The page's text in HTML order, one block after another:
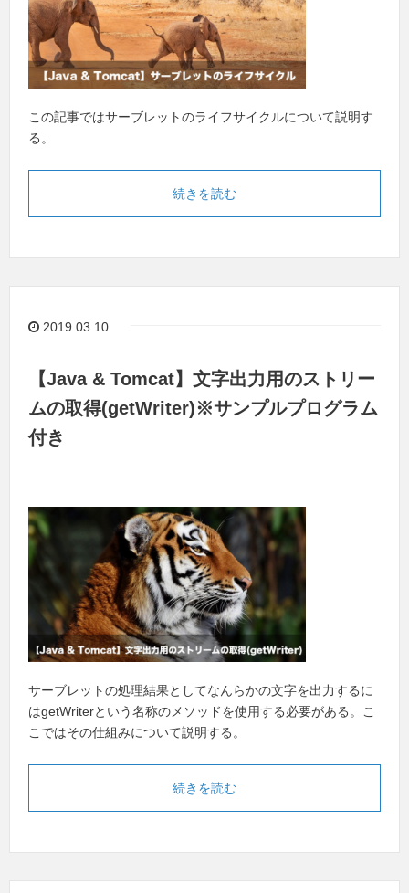
この記事ではサーブレットのライフサイクルについて説明す
る。
続きを読む
2019.03.10
【Java & Tomcat】文字出力用のストリー
ムの取得(getWriter)※サンプルプログラム
付き
サーブレットの処理結果としてなんらかの文字を出力するに
はgetWriterという名称のメソッドを使用する必要がある。こ
こではその仕組みについて説明する。
続きを読む